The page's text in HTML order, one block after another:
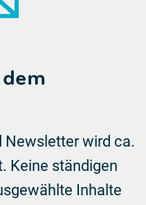
Newsletter wird ca.
Keine ständigen
Inhalte